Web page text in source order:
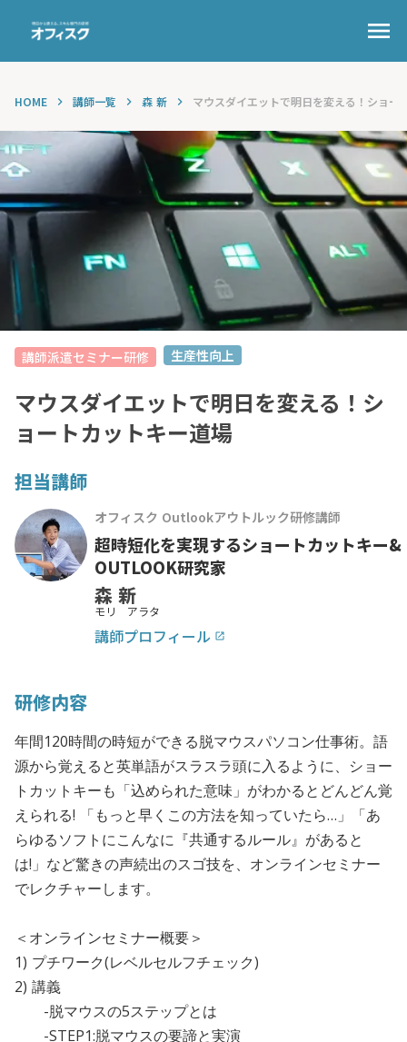
HOME keyboard_arrow_right 講師一覧 keyboard_arrow_right 森 新 keyboard_arrow_right マウスダイエットで明日を変える！ショー
講師派遣セミナー研修 生産性向上
マウスダイエットで明日を変える！シ
ョートカットキー道場
担当講師
オフィスク Outlookアウトルック研修講師
超時短化を実現するショートカットキー&
OUTLOOK研究家
森 新
モリ アラタ
講師プロフィール launch
研修内容
年間120時間の時短ができる脱マウスパソコン仕事術。語
源から覚えると英単語がスラスラ頭に入るように、ショー
トカットキーも「込められた意味」がわかるとどんどん覚
えられる! 「もっと早くこの方法を知っていたら…」「あ
らゆるソフトにこんなに『共通するルール』があると
は!」など驚きの声続出のスゴ技を、オンラインセミナー
でレクチャーします。
＜オンラインセミナー概要＞
1) プチワーク(レベルセルフチェック)
2) 講義
-脱マウスの5ステップとは
-STEP1:脱マウスの要諦と実演
menu